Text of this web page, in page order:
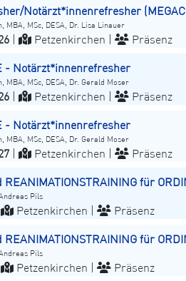
Notärzt*innenrefresher
MBA, MSc, DESA, Dr. Lisa Linauer
| Petzenkirchen | Präsenz
- Notärzt*innenrefresher
MBA, MSc, DESA, Dr. Gerald Moser
| Petzenkirchen | Präsenz
- Notärzt*innenrefresher
MBA, MSc, DESA, Dr. Gerald Moser
| Petzenkirchen | Präsenz
für
Pils
Petzenkirchen | Präsenz
für
Pils
Petzenkirchen | Präsenz